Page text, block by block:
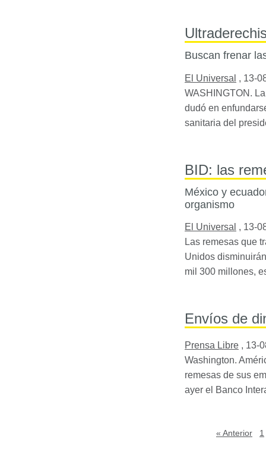
Buscan frenar
El Universal , 13-
WASHINGTON.
dudó en
sanitaria del
BID: las
México y
organismo
El Universal , 13-
Las remesas que
Unidos
mil 300 millones,
Envíos de
Prensa Libre , 13-
Washington.
remesas de sus
ayer el Banco
« Anterior 1